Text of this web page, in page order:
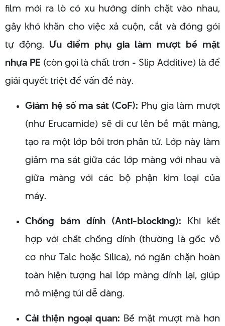
film mới ra lò có xu hướng dính chặt vào nhau,
gây khó khăn cho việc xả cuộn, cắt và đóng gói
tự động. Ưu điểm phụ gia làm mượt bề mặt
nhựa PE (còn gọi là chất trơn - Slip Additive) là để
giải quyết triệt để vấn đề này.
Giảm hệ số ma sát (CoF): Phụ gia làm mượt
(như Erucamide) sẽ di cư lên bề mặt màng,
tạo ra một lớp bôi trơn phân tử. Lớp này làm
giảm ma sát giữa các lớp màng với nhau và
giữa màng với các bộ phận kim loại của
máy.
Chống bám dính (Anti-blocking): Khi kết
hợp với chất chống dính (thường là gốc vô
cơ như Talc hoặc Silica), nó ngăn chặn hoàn
toàn hiện tượng hai lớp màng dính lại, giúp
mở miệng túi dễ dàng.
Cải thiện ngoại quan: Bề mặt mượt mà hơn